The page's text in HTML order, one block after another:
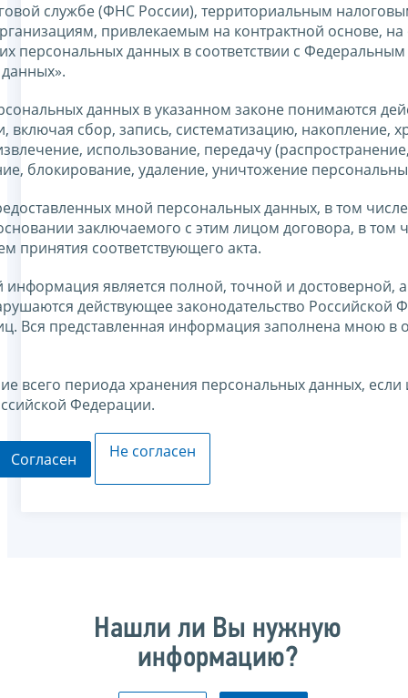
службе (ФНС России), территориальным
привлекаемым на контрактной основе, на
персональных данных в соответствии с
данных в указанном законе понимаются
сбор, запись, систематизацию, накопление,
использование, передачу
блокирование, удаление, уничтожение
мной персональных данных, в том
заключаемого с этим лицом договора, в том
принятия соответствующего акта.
является полной, точной и достоверной,
действующее законодательство Российской
Вся представленная информация заполнена мною в
всего периода хранения персональных данных,
Федерации.
Согласен Не согласен
Нашли ли Вы нужную
информацию?